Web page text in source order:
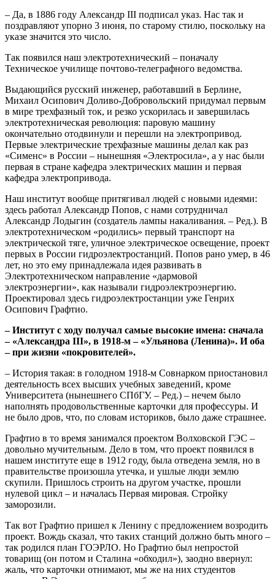
– Да, в 1886 году Александр III подписал указ. Нас так и
поздравляют упорно 3 июня, по старому стилю, поскольку на
указе значится это число.
Так появился наш электротехнический – поначалу
Техническое училище почтово-телеграфного ведомства.
Выдающийся русский инженер, работавший в Берлине,
Михаил Осипович Доливо-Добровольский придумал первым
в мире трехфазный ток, и резко ускорилась и завершилась
электротехническая революция: паровую машину
окончательно отодвинули и перешли на электропривод.
Первые электрические трехфазные машины делал как раз
«Сименс» в России – нынешняя «Электросила», а у нас были
первая в стране кафедра электрических машин и первая
кафедра электропривода.
Наш институт вообще притягивал людей с новыми идеями:
здесь работал Александр Попов, с нами сотрудничал
Александр Лодыгин (создатель лампы накаливания. – Ред.). В
электротехническом «родились» первый транспорт на
электрической тяге, уличное электрическое освещение, проект
первых в России гидроэлектростанций. Попов рано умер, в 46
лет, но это ему принадлежала идея развивать в
Электротехническом направление «дармовой
электроэнергии», как называли гидроэлектроэнергию.
Проектировал здесь гидроэлектростанции уже Генрих
Осипович Графтио.
– Институт с ходу получал самые высокие имена: сначала
– «Александра III», в 1918-м – «Ульянова (Ленина)». И оба
– при жизни «покровителей».
– История такая: в голодном 1918-м Совнарком приостановил
деятельность всех высших учебных заведений, кроме
Университета (нынешнего СПбГУ. – Ред.) – нечем было
наполнять продовольственные карточки для профессуры. И
не было дров, что, по словам историков, было даже страшнее.
Графтио в то время занимался проектом Волховской ГЭС –
довольно мучительным. Дело в том, что проект появился в
нашем институте еще в 1912 году, была отведена земля, но в
правительстве произошла утечка, и ушлые люди землю
скупили. Пришлось строить на другом участке, прошли
нулевой цикл – и началась Первая мировая. Стройку
заморозили.
Так вот Графтио пришел к Ленину с предложением возродить
проект. Вождь сказал, что таких станций должно быть много –
так родился план ГОЭРЛО. Но Графтио был непростой
товарищ (он потом и Сталина «обходил»), заодно ввернул:
жаль, что карточки отнимают, мы же на них студентов